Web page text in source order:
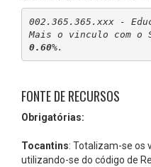
002.365.365.xxx -
Mais o vinculo com o
0.60%.
FONTE DE RECURSOS
Obrigatórias:
Tocantins: Totalizam-se os
utilizando-se do código de